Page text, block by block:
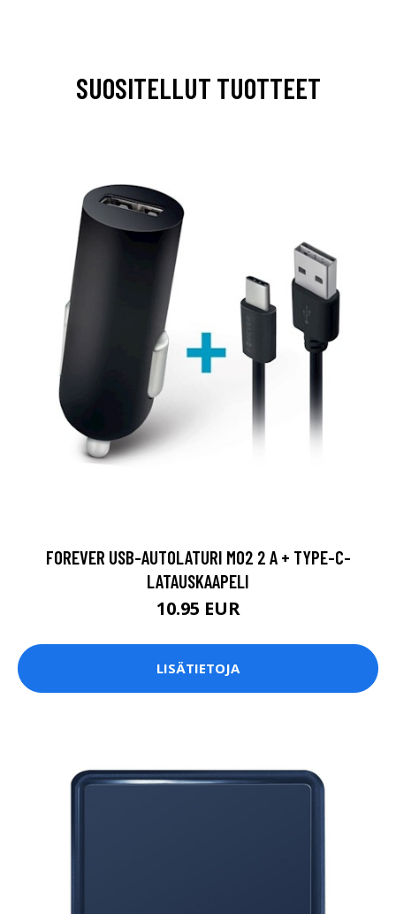
SUOSITELLUT TUOTTEET
FOREVER USB-AUTOLATURI M02 2 A + TYPE-C-
LATAUSKAAPELI
10.95 EUR
LISÄTIETOJA